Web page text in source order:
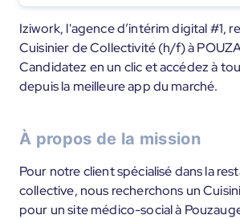
Iziwork, l'agence d’intérim digital #1,
Cuisinier de Collectivité (h/f) à
Candidatez en un clic et accédez à
depuis la meilleure app du marché.
À propos de la mission
Pour notre client spécialisé dans la
collective, nous recherchons un
pour un site médico-social à